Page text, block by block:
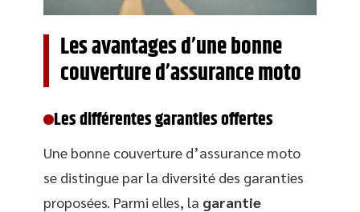
Les avantages d’une bonne
couverture d’assurance moto
Les différentes garanties offertes
Une bonne couverture d’assurance moto
se distingue par la diversité des garanties
proposées. Parmi elles, la garantie